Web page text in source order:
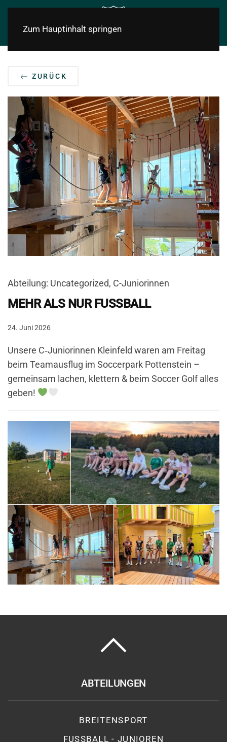
Zum Hauptinhalt springen
ZURÜCK
Abteilung: Uncategorized, C-Juniorinnen
MEHR ALS NUR FUSSBALL
24. Juni 2026
Unsere C‑Juniorinnen Kleinfeld waren am Freitag
beim Teamausflug im Soccerpark Pottenstein –
gemeinsam lachen, klettern & beim Soccer Golf alles
geben!
ABTEILUNGEN
BREITENSPORT
FUSSBALL - JUNIOREN